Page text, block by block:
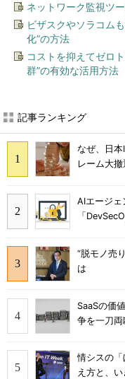
ネットワーク監視ツ
ビザスクやソラコム
化”の方法
コストを抑えてゼロ
群”の有効な活用方法
記事ランキング
なぜ、日
レーム大
AIエージ
「
“脱モノ売
は
SaaSの価
争を一刀両
情シスの
え方と、